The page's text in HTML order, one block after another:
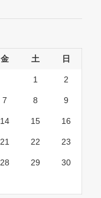
金 土 日
1 2
7 8 9
14 15 16
21 22 23
28 29 30